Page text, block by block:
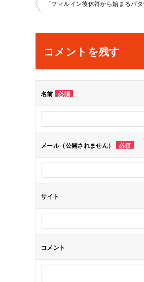
投
ナ
ビ
ゲ
ー
シ
ョ
コメントを残す
名前 必須
メール（公開されません） 必須
サイト
コメント